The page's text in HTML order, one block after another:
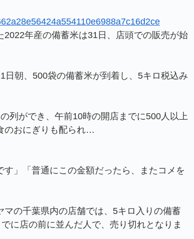
年産の備蓄米は31日、店頭での販売が始
朝、500袋の備蓄米が到着し、5キロ税込み
列ができ、午前10時の開店までに500人以上
のおにぎりも配られ…
」「普通にこの金額だったら、またコメを
の千葉県内の店舗では、5キロ入りの備蓄
に店の前に並んだ人で、売り切れとなりま